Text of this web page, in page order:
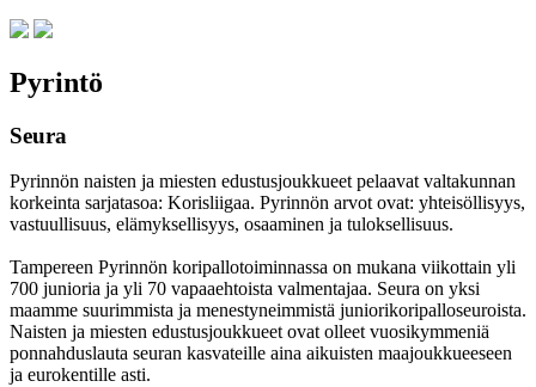
Pyrintö
Seura
Pyrinnön naisten ja miesten edustusjoukkueet pelaavat valtakunnan
korkeinta sarjatasoa: Korisliigaa. Pyrinnön arvot ovat: yhteisöl­lisyys,
vastuul­lisuus, elämyk­sellisyys, osaaminen ja tulok­sellisuus.
Tampereen Pyrinnön kori­pallo­toimin­nassa on mukana viikottain yli
700 junioria ja yli 70 vapaa­ehtoista valmen­tajaa. Seura on yksi
maamme suurim­mista ja menes­tyneim­mistä juni­ori­kori­pallo­seuroista.
Naisten ja miesten edustus­joukkueet ovat olleet vuosi­kymmeniä
ponnahdus­lauta seuran kasvateille aina aikuisten maa­joukkueeseen
ja euro­kentille asti.